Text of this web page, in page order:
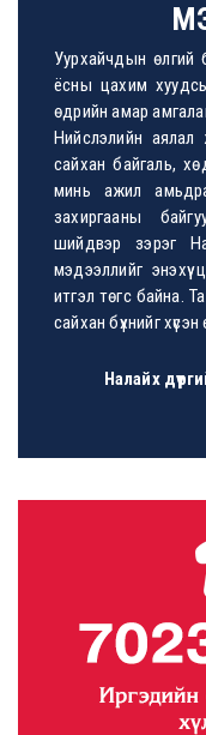
Уурхайчдын өлгий
ёсны цахим
өдрийн амар
Нийслэлийн аялал
сайхан байгаль,
минь ажил
захиргааны
шийдвэр зэрэг
мэдээллийг
итгэл төгс байна.
сайхан бүхнийг хүсэн
Налайх
The
The
The China-